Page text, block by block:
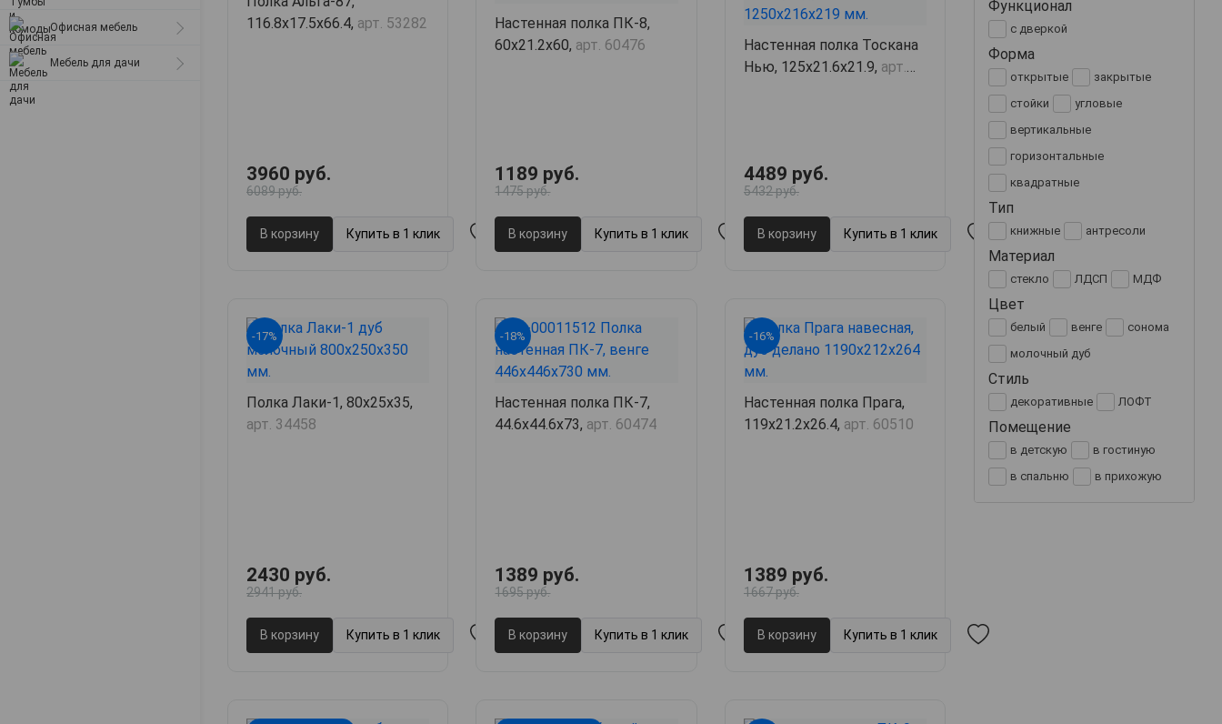
Офисная мебель
Мебель для дачи
116.8х17.5х66.4, арт. 53282
3960 руб.
6089 руб.
В корзину Купить в 1 клик
Настенная полка ПК-8,
60х21.2х60, арт. 60476
1189 руб.
1475 руб.
В корзину Купить в 1 клик
Настенная полка Тоскана
Нью, 125х21.6х21.9, арт.
4489 руб.
5432 руб.
В корзину Купить в 1 клик
-17%
Полка Лаки-1, 80х25х35,
арт. 34458
2430 руб.
2941 руб.
В корзину Купить в 1 клик
-18%
Настенная полка ПК-7,
44.6х44.6х73, арт. 60474
1389 руб.
1695 руб.
В корзину Купить в 1 клик
-16%
Настенная полка Прага,
119х21.2х26.4, арт. 60510
1389 руб.
1667 руб.
В корзину Купить в 1 клик
Функционал
с дверкой
Форма
открытые
закрытые
стойки
угловые
вертикальные
горизонтальные
квадратные
Тип
книжные антресоли
Материал
стекло ЛДСП МДФ
Цвет
белый венге
сонома
молочный дуб
Стиль
декоративные ЛОФТ
Помещение
в детскую
в гостиную
в спальню
в прихожую